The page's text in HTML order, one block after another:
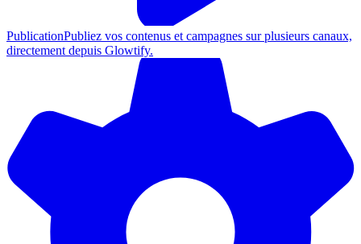
PublicationPubliez vos contenus et campagnes sur plusieurs canaux,
directement depuis Glowtify.